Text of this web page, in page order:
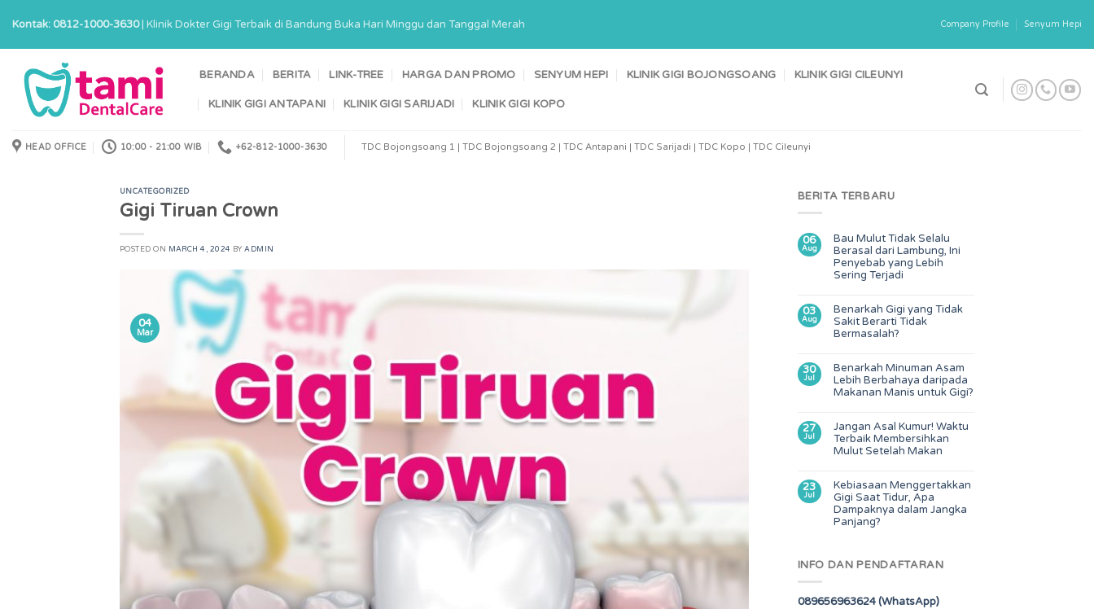
content
Kontak: 0812-1000-3630| Klinik Dokter Gigi Terbaik di Bandung Buka Hari Minggu dan Tanggal Merah Company Profile Senyum Hepi
BERANDA BERITA LINK-TREE HARGA DAN PROMO SENYUM HEPI KLINIK GIGI BOJONGSOANG KLINIK GIGI CILEUNYI
KLINIK GIGI ANTAPANI KLINIK GIGI SARIJADI KLINIK GIGI KOPO
HEAD OFFICE 10:00 - 21:00 WIB +62-812-1000-3630 TDC Bojongsoang 1 | TDC Bojongsoang 2 | TDC Antapani | TDC Sarijadi | TDC Kopo | TDC Cileunyi
UNCATEGORIZED
Gigi Tiruan Crown
POSTED ON MARCH 4, 2024 BYADMIN
04
Mar
BERITA TERBARU
06
Aug
Bau Mulut Tidak Selalu
Berasal dari Lambung, Ini
Penyebab yang Lebih
Sering Terjadi
03
Aug
Benarkah Gigi yang Tidak
Sakit Berarti Tidak
Bermasalah?
30
Jul
Benarkah Minuman Asam
Lebih Berbahaya daripada
Makanan Manis untuk Gigi?
27
Jul
Jangan Asal Kumur! Waktu
Terbaik Membersihkan
Mulut Setelah Makan
23
Jul
Kebiasaan Menggertakkan
Gigi Saat Tidur, Apa
Dampaknya dalam Jangka
Panjang?
INFO DAN PENDAFTARAN
089656963624 (WhatsApp)